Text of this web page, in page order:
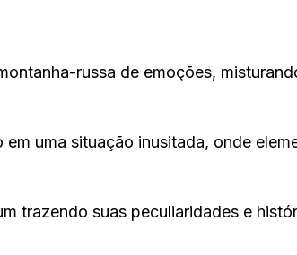
russa de emoções,
uma situação inusitada, onde
trazendo suas peculiaridades e